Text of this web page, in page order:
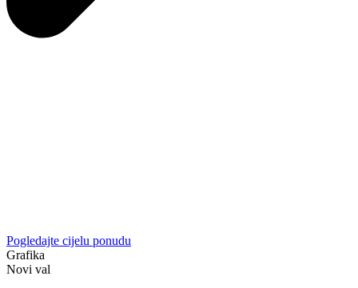
Pogledajte cijelu ponudu
Grafika
Novi val